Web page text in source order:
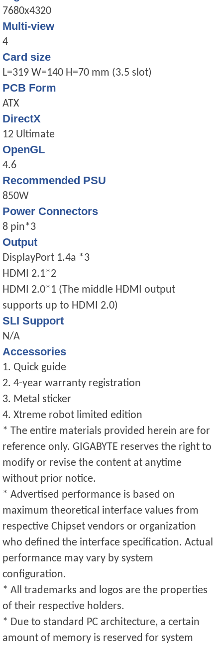
7680x4320
Multi-view
4
Card size
L=319 W=140 H=70 mm (3.5 slot)
PCB Form
ATX
DirectX
12 Ultimate
OpenGL
4.6
Recommended PSU
850W
Power Connectors
8 pin*3
Output
DisplayPort 1.4a *3
HDMI 2.1*2
HDMI 2.0*1 (The middle HDMI output
supports up to HDMI 2.0)
SLI Support
N/A
Accessories
1. Quick guide
2. 4-year warranty registration
3. Metal sticker
4. Xtreme robot limited edition
* The entire materials provided herein are for
reference only. GIGABYTE reserves the right to
modify or revise the content at anytime
without prior notice.
* Advertised performance is based on
maximum theoretical interface values from
respective Chipset vendors or organization
who defined the interface specification. Actual
performance may vary by system
configuration.
* All trademarks and logos are the properties
of their respective holders.
* Due to standard PC architecture, a certain
amount of memory is reserved for system